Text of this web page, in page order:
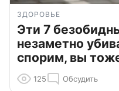
ЗДОРОВЬЕ
Эти 7
незаметно
спорим, вы
125 Обсудить